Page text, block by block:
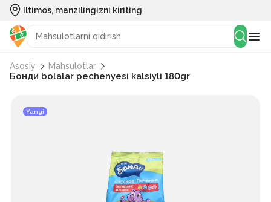
Iltimos, manzilingizni kiriting
Asosiy Mahsulotlar
Бонди bolalar pechenyesi kalsiyli 180gr
Yangi